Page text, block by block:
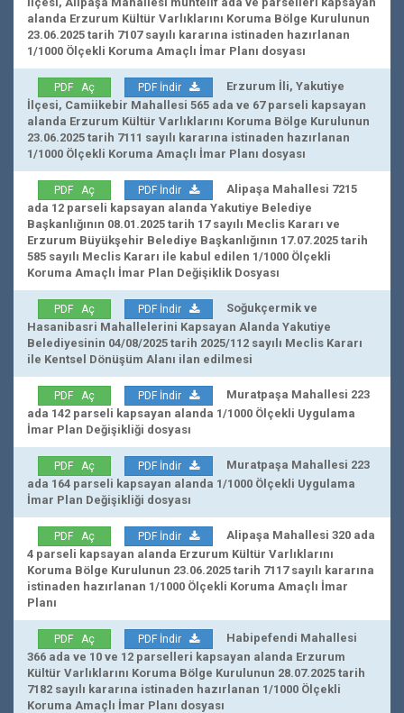
alanda Erzurum Kültür Varlıklarını Koruma Bölge Kurulunun
23.06.2025 tarih 7107 sayılı kararına istinaden hazırlanan
1/1000 Ölçekli Koruma Amaçlı İmar Planı dosyası
PDF Aç PDF İndir
Erzurum İli, Yakutiye
İlçesi, Camiikebir Mahallesi 565 ada ve 67 parseli kapsayan
alanda Erzurum Kültür Varlıklarını Koruma Bölge Kurulunun
23.06.2025 tarih 7111 sayılı kararına istinaden hazırlanan
1/1000 Ölçekli Koruma Amaçlı İmar Planı dosyası
PDF Aç PDF İndir
Alipaşa Mahallesi 7215
ada 12 parseli kapsayan alanda Yakutiye Belediye
Başkanlığının 08.01.2025 tarih 17 sayılı Meclis Kararı ve
Erzurum Büyükşehir Belediye Başkanlığının 17.07.2025 tarih
585 sayılı Meclis Kararı ile kabul edilen 1/1000 Ölçekli
Koruma Amaçlı İmar Plan Değişiklik Dosyası
PDF Aç PDF İndir
Soğukçermik ve
Hasanibasri Mahallelerini Kapsayan Alanda Yakutiye
Belediyesinin 04/08/2025 tarih 2025/112 sayılı Meclis Kararı
ile Kentsel Dönüşüm Alanı ilan edilmesi
PDF Aç PDF İndir
Muratpaşa Mahallesi 223
ada 142 parseli kapsayan alanda 1/1000 Ölçekli Uygulama
İmar Plan Değişikliği dosyası
PDF Aç PDF İndir
Muratpaşa Mahallesi 223
ada 164 parseli kapsayan alanda 1/1000 Ölçekli Uygulama
İmar Plan Değişikliği dosyası
PDF Aç PDF İndir
Alipaşa Mahallesi 320 ada
4 parseli kapsayan alanda Erzurum Kültür Varlıklarını
Koruma Bölge Kurulunun 23.06.2025 tarih 7117 sayılı kararına
istinaden hazırlanan 1/1000 Ölçekli Koruma Amaçlı İmar
Planı
PDF Aç PDF İndir
Habipefendi Mahallesi
366 ada ve 10 ve 12 parselleri kapsayan alanda Erzurum
Kültür Varlıklarını Koruma Bölge Kurulunun 28.07.2025 tarih
7182 sayılı kararına istinaden hazırlanan 1/1000 Ölçekli
Koruma Amaçlı İmar Planı dosyası